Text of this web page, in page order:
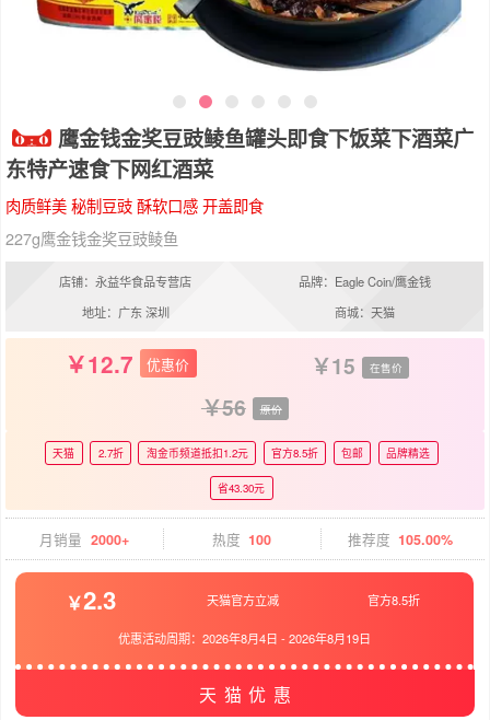
鹰金钱金奖豆豉鲮鱼罐头即食下饭菜下酒菜广
东特产速食下网红酒菜
肉质鲜美 秘制豆豉 酥软口感 开盖即食
227g鹰金钱金奖豆豉鲮鱼
店铺：永益华食品专营店
品牌：Eagle Coin/鹰金钱
地址：广东 深圳
商城：天猫
12.7 优惠价 15 在售价
56 原价
天猫 2.7折 淘金币频道抵扣1.2元 官方8.5折 包邮 品牌精选
省43.30元
月销量 2000+ 热度 100 推荐度 105.00%
2.3 天猫官方立减 官方8.5折
优惠活动周期：2026年8月4日 -2026年8月19日
天猫优惠